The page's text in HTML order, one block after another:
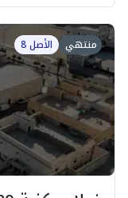
منتهي الأصل 8